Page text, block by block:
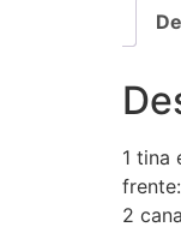
1 tina
2